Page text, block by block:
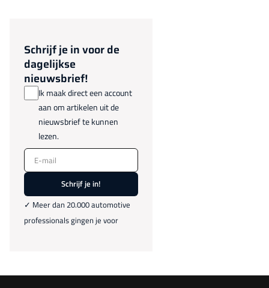
Schrijf je in voor de
dagelijkse
nieuwsbrief!
Ik maak direct een account
aan om artikelen uit de
nieuwsbrief te kunnen
lezen.
E-mail
Schrijf je in!
✓ Meer dan 20.000 automotive
professionals gingen je voor